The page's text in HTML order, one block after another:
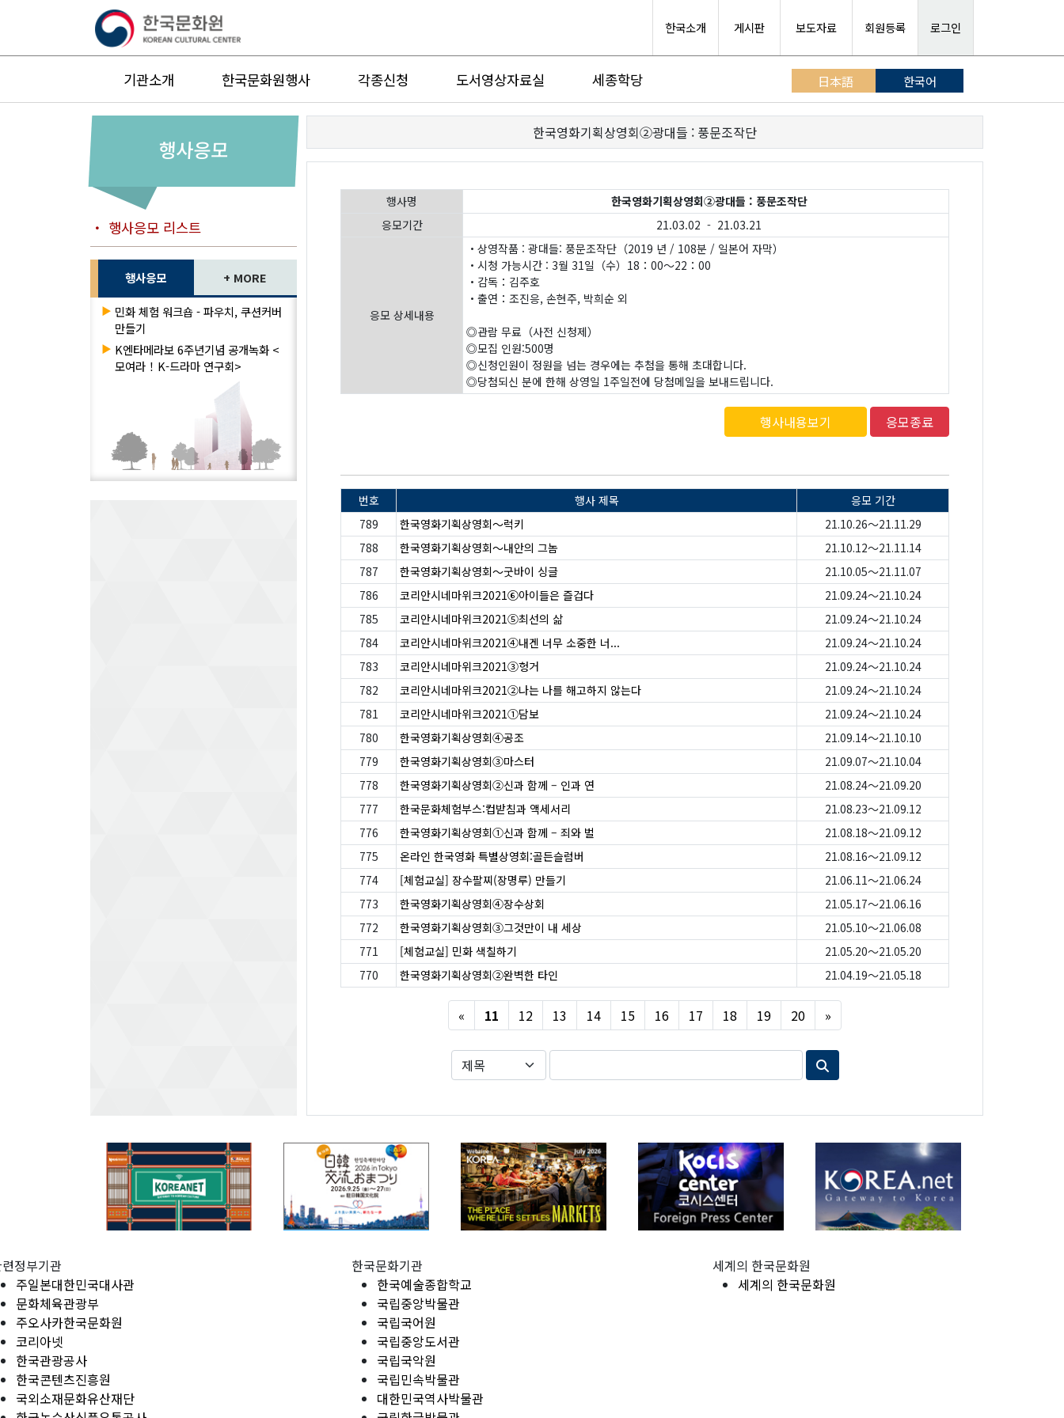
한국소개 게시판 보도자료 회원등록 로그인
기관소개 한국문화원행사 각종신청 도서영상자료실 세종학당 日本語 한국어
행사응모
・ 행사응모 리스트
행사응모 + MORE
▶ 민화 체험 워크숍 - 파우치, 쿠션커버
만들기
▶ K엔타메라보 6주년기념 공개녹화 <
모여라！K-드라마 연구회>
한국영화기획상영회②광대들 : 풍문조작단
행사명
한국영화기획상영회②광대들 : 풍문조작단
응모기간
21.03.02 - 21.03.21
응모 상세내용
・상영작품 : 광대들: 풍문조작단（2019 년 / 108분 / 일본어 자막）
・시청 가능시간 : 3월 31일（수）18：00～22：00
・감독：김주호
・출연：조진응, 손현주, 박희순 외
◎관람 무료（사전 신청제）
◎모집 인원:500명
◎신청인원이 정원을 넘는 경우에는 추첨을 통해 초대합니다.
◎당첨되신 분에 한해 상영일 1주일전에 당첨메일을 보내드립니다.
행사내용보기 응모종료
번호 행사 제목
응모 기간
789
한국영화기획상영회〜럭키
21.10.26～21.11.29
788
한국영화기획상영회〜내안의 그놈
21.10.12～21.11.14
787
한국영화기획상영회〜굿바이 싱글
21.10.05～21.11.07
786
코리안시네마위크2021⑥아이들은 즐겁다
21.09.24～21.10.24
785
코리안시네마위크2021⑤최선의 삶
21.09.24～21.10.24
784
코리안시네마위크2021④내겐 너무 소중한 너...
21.09.24～21.10.24
783
코리안시네마위크2021③헝거
21.09.24～21.10.24
782
코리안시네마위크2021②나는 나를 해고하지 않는다
21.09.24～21.10.24
781
코리안시네마위크2021①담보
21.09.24～21.10.24
780
한국영화기획상영회④공조
21.09.14～21.10.10
779
한국영화기획상영회③마스터
21.09.07～21.10.04
778
한국영화기획상영회②신과 함께 – 인과 연
21.08.24～21.09.20
777
한국문화체험부스:컵받침과 액세서리
21.08.23～21.09.12
776
한국영화기획상영회①신과 함께 – 죄와 벌
21.08.18～21.09.12
775
온라인 한국영화 특별상영회:골든슬럼버
21.08.16～21.09.12
774
[체험교실] 장수팔찌(장명루) 만들기
21.06.11～21.06.24
773
한국영화기획상영회④장수상회
21.05.17～21.06.16
772
한국영화기획상영회③그것만이 내 세상
21.05.10～21.06.08
771
[체험교실] 민화 색칠하기
21.05.20～21.05.20
770
한국영화기획상영회②완벽한 타인 21.04.19～21.05.18
« Previous
11 12 13 14 15 16 17 18 19 20 »
정부기관
주일본대한민국대사관
문화체육관광부
주오사카한국문화원
코리아넷
한국관광공사
한국콘텐츠진흥원
국외소재문화유산재단
한국문화기관
한국예술종합학교
국립중앙박물관
국립국어원
국립중앙도서관
국립국악원
국립민속박물관
대한민국역사박물관
세계의 한국문화원
세계의 한국문화원